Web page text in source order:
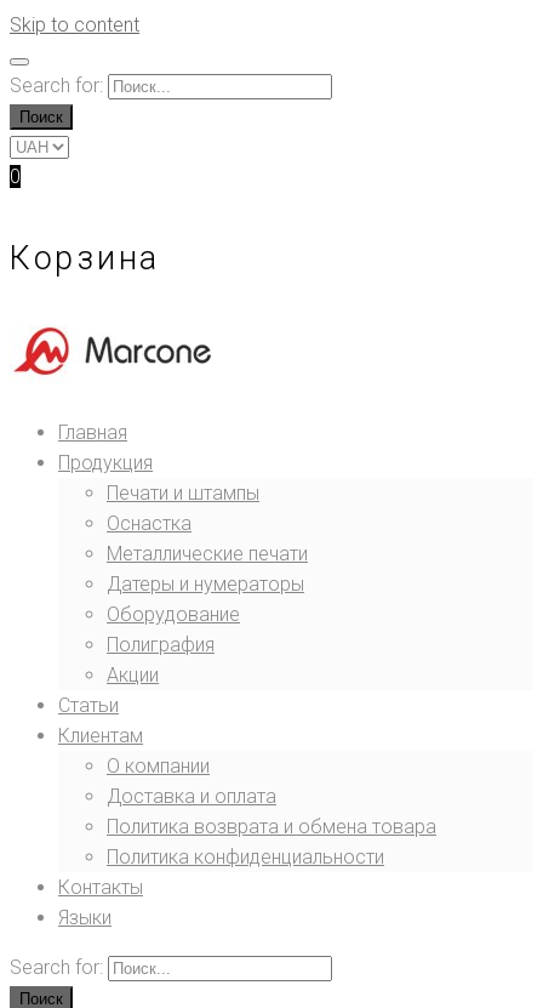
Skip to content
Search for:
Поиск
0
Корзина
Главная
Продукция
Печати и штампы
Оснастка
Металлические печати
Датеры и нумераторы
Оборудование
Полиграфия
Акции
Статьи
Клиентам
О компании
Доставка и оплата
Политика возврата и обмена товара
Политика конфиденциальности
Контакты
Языки
Search for:
Поиск